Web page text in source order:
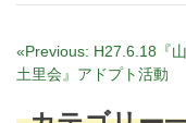
投
稿
ナ
«Previous: H27.6.18『
土里会』アドプト活動